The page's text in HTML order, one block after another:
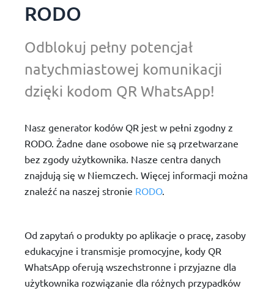
RODO
Odblokuj pełny potencjał
natychmiastowej komunikacji
dzięki kodom QR WhatsApp!
Nasz generator kodów QR jest w pełni zgodny z
RODO. Żadne dane osobowe nie są przetwarzane
bez zgody użytkownika. Nasze centra danych
znajdują się w Niemczech. Więcej informacji można
znaleźć na naszej stronie RODO.
Od zapytań o produkty po aplikacje o pracę, zasoby
edukacyjne i transmisje promocyjne, kody QR
WhatsApp oferują wszechstronne i przyjazne dla
użytkownika rozwiązanie dla różnych przypadków